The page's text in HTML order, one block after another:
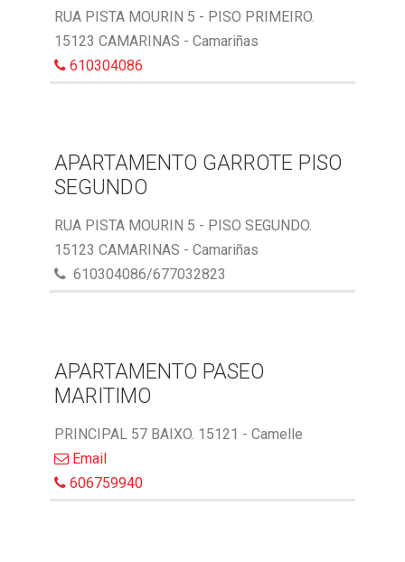
RUA PISTA MOURIN 5 - PISO PRIMEIRO.
15123 CAMARINAS - Camariñas
610304086
APARTAMENTO GARROTE PISO
SEGUNDO
RUA PISTA MOURIN 5 - PISO SEGUNDO.
15123 CAMARINAS - Camariñas
610304086/677032823
APARTAMENTO PASEO
MARITIMO
PRINCIPAL 57 BAIXO. 15121 - Camelle
Email
606759940